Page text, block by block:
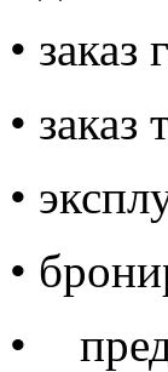
• заказ
• заказ
•
•
•